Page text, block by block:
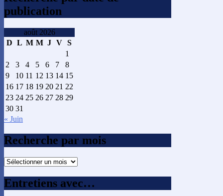
publication
août 2026
D L M M J V S
1
2
3 4 5 6 7
8
9
10 11 12 13 14 15
16 17 18 19 20 21 22
23 24 25 26 27 28 29
30 31
« Juin
Recherche par mois
Recherche
mois
Entretiens avec…